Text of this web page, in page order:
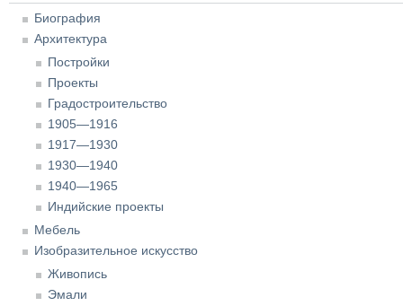
Биография
Архитектура
Постройки
Проекты
Градостроительство
1905—1916
1917—1930
1930—1940
1940—1965
Индийские проекты
Мебель
Изобразительное искусство
Живопись
Эмали